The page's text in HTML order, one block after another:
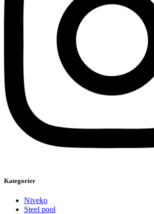
Kategorier
Niveko
Steel pool